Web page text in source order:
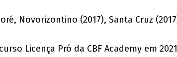
Novorizontino (2017), Santa Cruz
Licença Pró da CBF Academy em